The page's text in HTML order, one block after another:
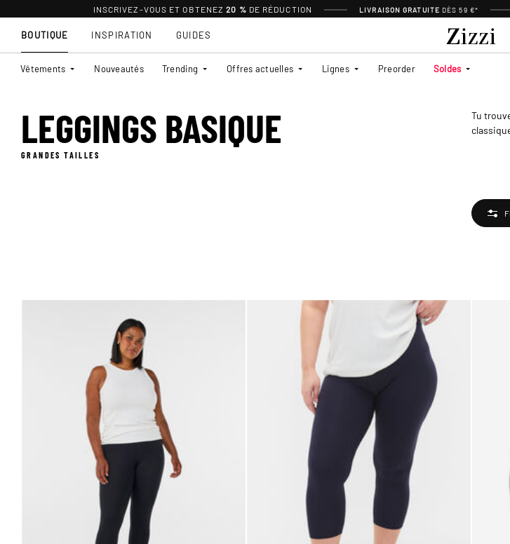
INSCRIVEZ-VOUS ET OBTENEZ 20 % DE RÉDUCTION LIVRAISON GRATUITE DÈS 59 €*
BOUTIQUE
Vêtements Nouveautés Trending Offres actuelles Lignes Preorder Soldes
INSPIRATION GUIDES
LEGGINGS BASIQUE
GRANDES TAILLES
Tu